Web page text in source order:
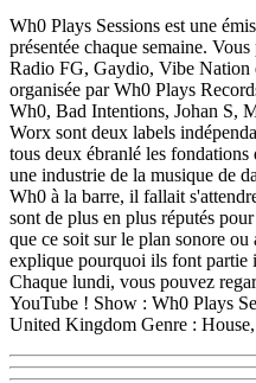
Wh0 Plays Sessions est une
présentée chaque semaine.
Radio FG, Gaydio, Vibe Nation
organisée par Wh0 Plays
Wh0, Bad Intentions, Johan S,
Worx sont deux labels
tous deux ébranlé les
une industrie de la musique de
Wh0 à la barre, il fallait
sont de plus en plus réputés
que ce soit sur le plan sonore
explique pourquoi ils font partie
Chaque lundi, vous pouvez
YouTube ! Show : Wh0 Plays
United Kingdom Genre :